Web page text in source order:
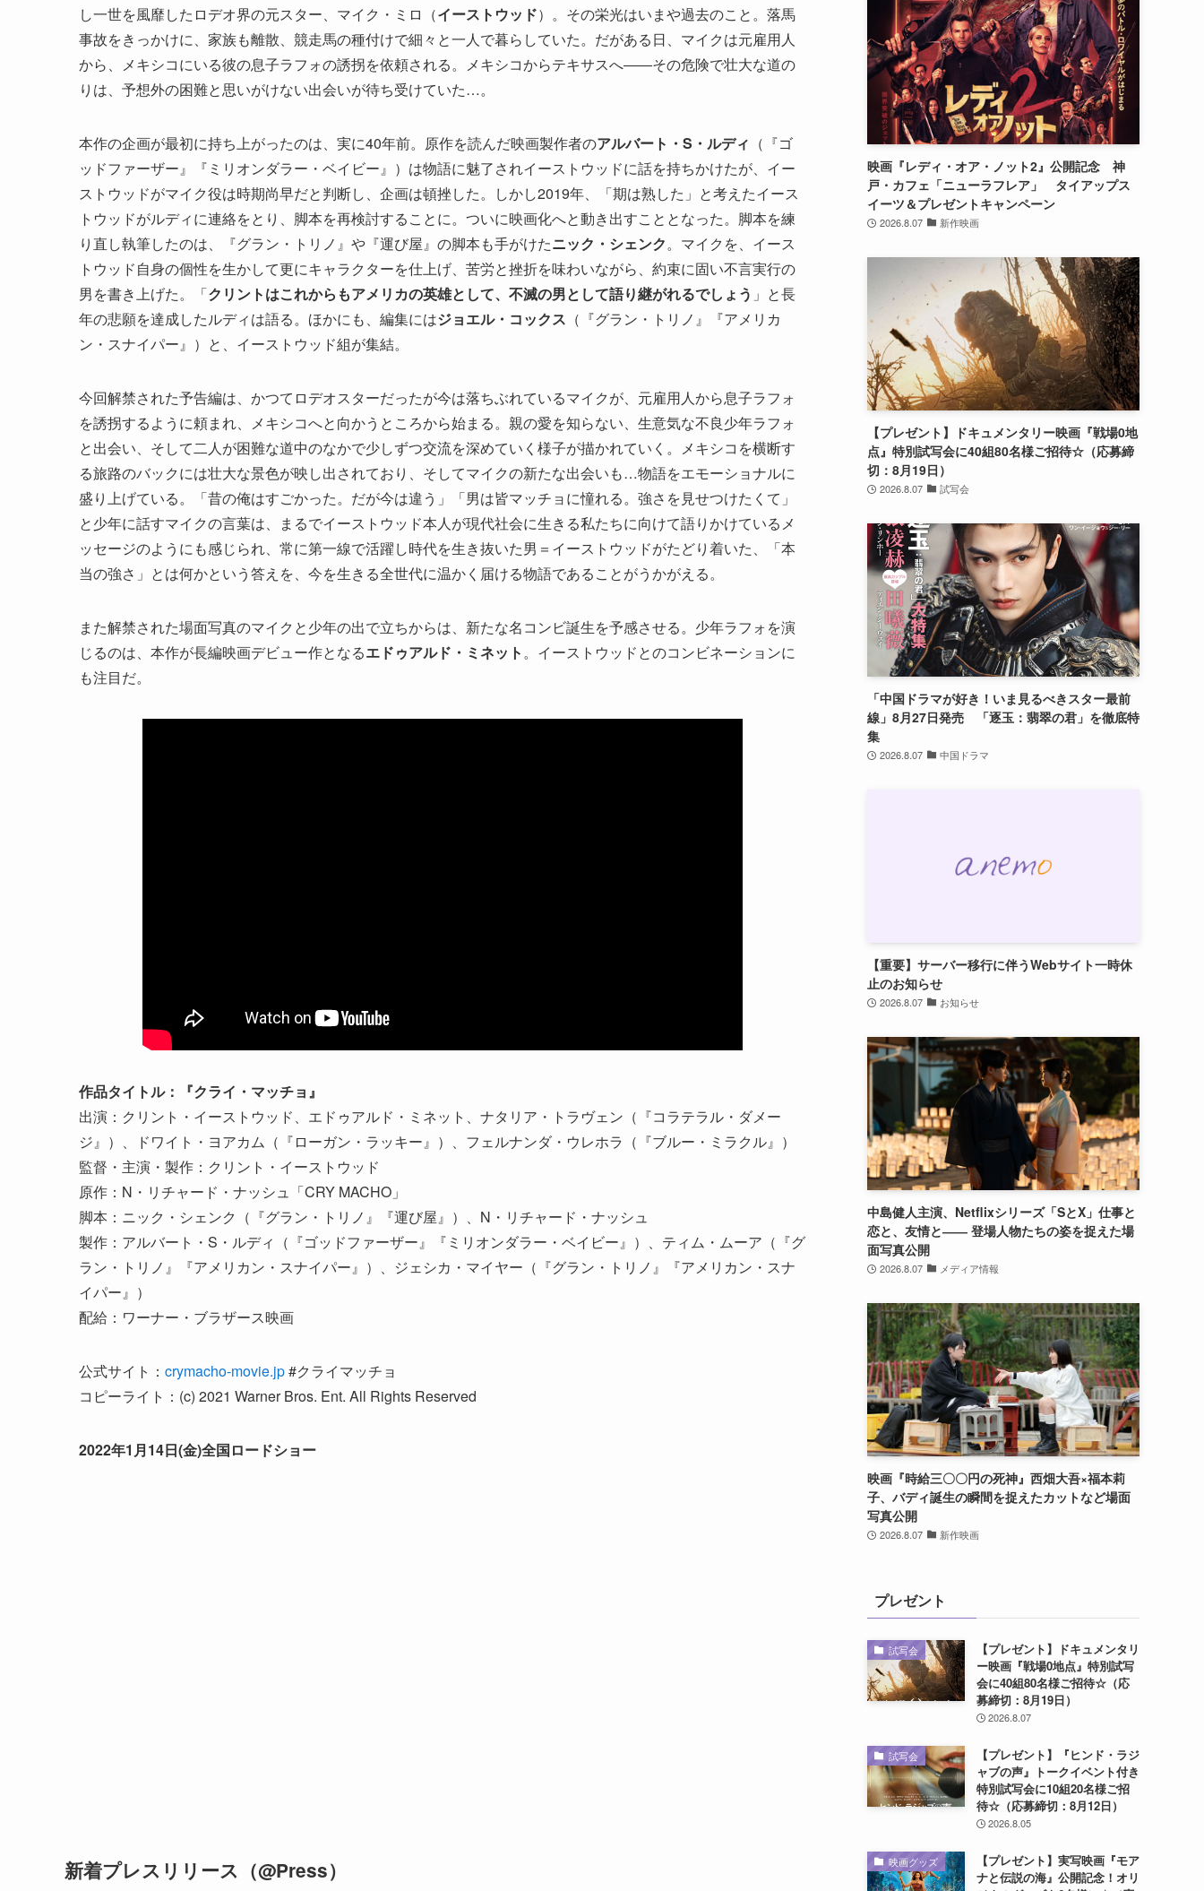
し一世を風靡したロデオ界の元スター、マイク・ミロ（イーストウッド）。その栄光はいまや過去のこと。落馬
事故をきっかけに、家族も離散、競走馬の種付けで細々と一人で暮らしていた。だがある日、マイクは元雇用人
から、メキシコにいる彼の息子ラフォの誘拐を依頼される。メキシコからテキサスへ――その危険で壮大な道の
りは、予想外の困難と思いがけない出会いが待ち受けていた…。
本作の企画が最初に持ち上がったのは、実に40年前。原作を読んだ映画製作者のアルバート・S・ルディ （『ゴ
ッドファーザー』『ミリオンダラー・ベイビー』）は物語に魅了されイーストウッドに話を持ちかけたが、イー
ストウッドがマイク役は時期尚早だと判断し、企画は頓挫した。しかし2019年、「期は熟した」と考えたイース
トウッドがルディに連絡をとり、脚本を再検討することに。ついに映画化へと動き出すこととなった。脚本を練
り直し執筆したのは、『グラン・トリノ』や『運び屋』の脚本も手がけたニック・シェンク。マイクを、イース
トウッド自身の個性を生かして更にキャラクターを仕上げ、苦労と挫折を味わいながら、約束に固い不言実行の
男を書き上げた。「クリントはこれからもアメリカの英雄として、不滅の男として語り継がれるでしょう 」と長
年の悲願を達成したルディは語る。ほかにも、編集にはジョエル・コックス （『グラン・トリノ』『アメリカ
ン・スナイパー』）と、イーストウッド組が集結。
今回解禁された予告編は、かつてロデオスターだったが今は落ちぶれているマイクが、元雇用人から息子ラフォ
を誘拐するように頼まれ、メキシコへと向かうところから始まる。親の愛を知らない、生意気な不良少年ラフォ
と出会い、そして二人が困難な道中のなかで少しずつ交流を深めていく様子が描かれていく。メキシコを横断す
る旅路のバックには壮大な景色が映し出されており、そしてマイクの新たな出会いも…物語をエモーショナルに
盛り上げている。「昔の俺はすごかった。だが今は違う」「男は皆マッチョに憧れる。強さを見せつけたくて」
と少年に話すマイクの言葉は、まるでイーストウッド本人が現代社会に生きる私たちに向けて語りかけているメ
ッセージのようにも感じられ、常に第一線で活躍し時代を生き抜いた男＝イーストウッドがたどり着いた、「本
当の強さ」とは何かという答えを、今を生きる全世代に温かく届ける物語であることがうかがえる。
また解禁された場面写真のマイクと少年の出で立ちからは、新たな名コンビ誕生を予感させる。少年ラフォを演
じるのは、本作が長編映画デビュー作となるエドゥアルド・ミネット。イーストウッドとのコンビネーションに
も注目だ。
作品タイトル：『クライ・マッチョ』
出演：クリント・イーストウッド、エドゥアルド・ミネット、ナタリア・トラヴェン（『コラテラル・ダメー
ジ』）、ドワイト・ヨアカム（『ローガン・ラッキー』）、フェルナンダ・ウレホラ（『ブルー・ミラクル』）
監督・主演・製作：クリント・イーストウッド
原作：N・リチャード・ナッシュ「CRY MACHO」
脚本：ニック・シェンク（『グラン・トリノ』『運び屋』）、N・リチャード・ナッシュ
製作：アルバート・S・ルディ（『ゴッドファーザー』『ミリオンダラー・ベイビー』）、ティム・ムーア（『グ
ラン・トリノ』『アメリカン・スナイパー』）、ジェシカ・マイヤー（『グラン・トリノ』『アメリカン・スナ
イパー』）
配給：ワーナー・ブラザース映画
公式サイト： crymacho-movie.jp#クライマッチョ
コピーライト：(c) 2021 Warner Bros. Ent. All Rights Reserved
2022年1月14日(金)全国ロードショー
新着プレスリリース（@Press）
映画『レディ・オア・ノット2』公開記念 神
戸・カフェ「ニューラフレア」 タイアップス
イーツ＆プレゼントキャンペーン
2026.8.07 新作映画
【プレゼント】ドキュメンタリー映画『戦場0地
点』特別試写会に40組80名様ご招待☆（応募締
切：8月19日）
2026.8.07 試写会
「中国ドラマが好き！いま見るべきスター最前
線」8月27日発売 「逐玉：翡翠の君」を徹底特
集
2026.8.07 中国ドラマ
【重要】サーバー移行に伴うWebサイト一時休
止のお知らせ
2026.8.07 お知らせ
中島健人主演、Netflixシリーズ「SとX」仕事と
恋と、友情と―― 登場人物たちの姿を捉えた場
面写真公開
2026.8.07 メディア情報
映画『時給三〇〇円の死神』西畑大吾×福本莉
子、バディ誕生の瞬間を捉えたカットなど場面
写真公開
2026.8.07 新作映画
プレゼント
試写会
【プレゼント】ドキュメンタリ
ー映画『戦場0地点』特別試写
会に40組80名様ご招待☆（応
募締切：8月19日）
2026.8.07
試写会
【プレゼント】『ヒンド・ラジ
ャブの声』トークイベント付き
特別試写会に10組20名様ご招
待☆（応募締切：8月12日）
2026.8.05
映画グッズ
【プレゼント】実写映画『モア
ナと伝説の海』公開記念！オリ